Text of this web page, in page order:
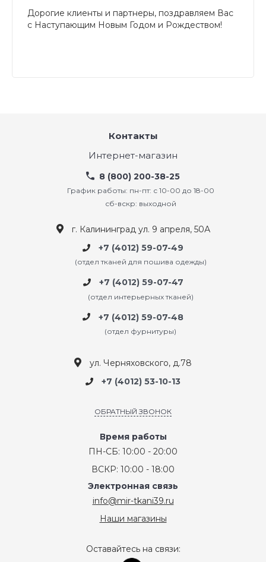
Дорогие клиенты и партнеры, поздравляем Вас
с Наступающим Новым Годом и Рождеством!
Контакты
Интернет-магазин
8 (800) 200-38-25
График работы: пн-пт: с 10-00 до 18-00
сб-вскр: выходной
г. Калининград ул. 9 апреля, 50А
+7 (4012) 59-07-49
(отдел тканей для пошива одежды)
+7 (4012) 59-07-47
(отдел интерьерных тканей)
+7 (4012) 59-07-48
(отдел фурнитуры)
ул. Черняховского, д.78
+7 (4012) 53-10-13
ОБРАТНЫЙ ЗВОНОК
Время работы
ПН-СБ: 10:00 - 20:00
ВСКР: 10:00 - 18:00
Электронная связь
info@mir-tkani39.ru
Наши магазины
Оставайтесь на связи: